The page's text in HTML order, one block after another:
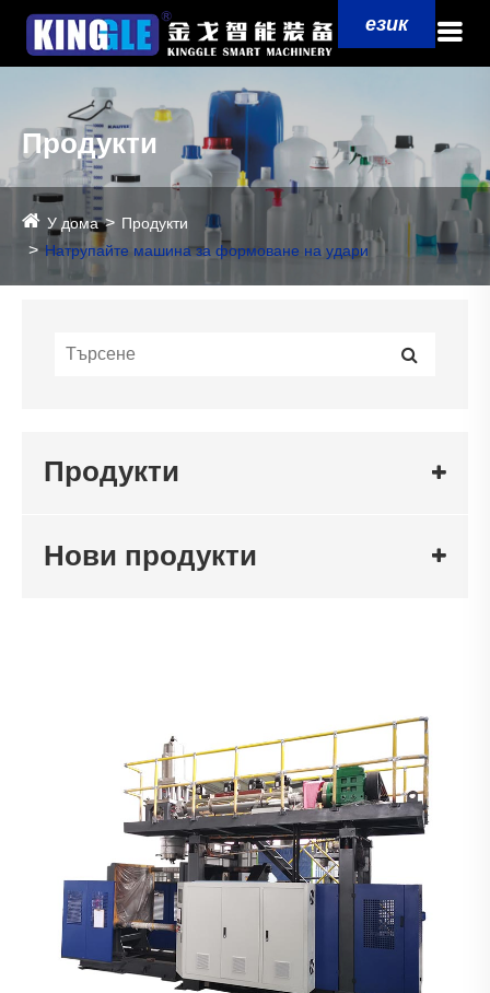
език
Продукти
У дома
Продукти
Натрупайте машина за формоване на удари
Продукти
Нови продукти